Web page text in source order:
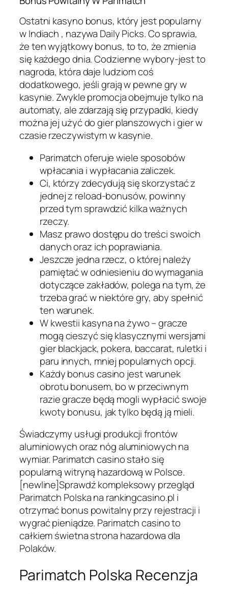
Ostatni kasyno bonus, który jest popularny
w Indiach , nazywa Daily Picks. Co sprawia,
że ten wyjątkowy bonus, to to, że zmienia
się każdego dnia. Codzienne wybory-jest to
nagroda, która daje ludziom coś
dodatkowego, jeśli grają w pewne gry w
kasynie. Zwykle promocja obejmuje tylko na
automaty, ale zdarzają się przypadki, kiedy
można jej użyć do gier planszowych i gier w
czasie rzeczywistym w kasynie.
Parimatch oferuje wiele sposobów
wpłacania i wypłacania zaliczek.
Ci, którzy zdecydują się skorzystać z
jednej z reload-bonusów, powinny
przed tym sprawdzić kilka ważnych
rzeczy.
Masz prawo dostępu do treści swoich
danych oraz ich poprawiania.
Jeszcze jedna rzecz, o której należy
pamiętać w odniesieniu do wymagania
dotyczące zakładów, polega na tym, że
trzeba grać w niektóre gry, aby spełnić
ten warunek.
W kwestii kasyna na żywo – gracze
mogą cieszyć się klasycznymi wersjami
gier blackjack, pokera, baccarat, ruletki i
paru innych, mniej popularnych opcji.
Każdy bonus casino jest warunek
obrotu bonusem, bo w przeciwnym
razie gracze będą mogli wypłacić swoje
kwoty bonusu, jak tylko będą ją mieli.
Świadczymy usługi produkcji frontów
aluminiowych oraz nóg aluminiowych na
wymiar. Parimatch casino stało się
popularną witryną hazardową w Polsce.
[newline]Sprawdź kompleksowy przegląd
Parimatch Polska na rankingcasino.pl i
otrzymać bonus powitalny przy rejestracji i
wygrać pieniądze. Parimatch casino to
całkiem świetna strona hazardowa dla
Polaków.
Parimatch Polska Recenzja